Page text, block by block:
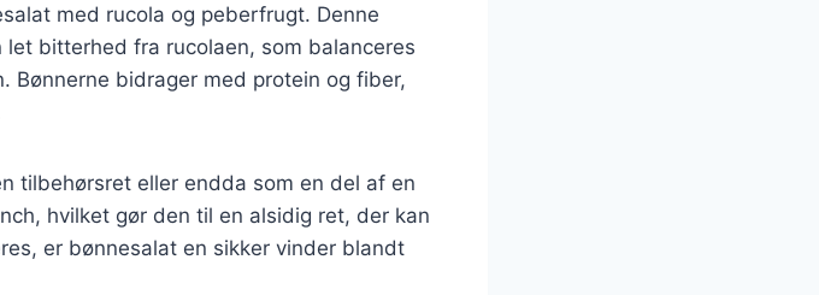
med rucola og peberfrugt. Denne
bitterhed fra rucolaen, som balanceres
bidrager med protein og fiber,
tilbehørsret eller endda som en del af en
hvilket gør den til en alsidig ret, der kan
er bønnesalat en sikker vinder blandt